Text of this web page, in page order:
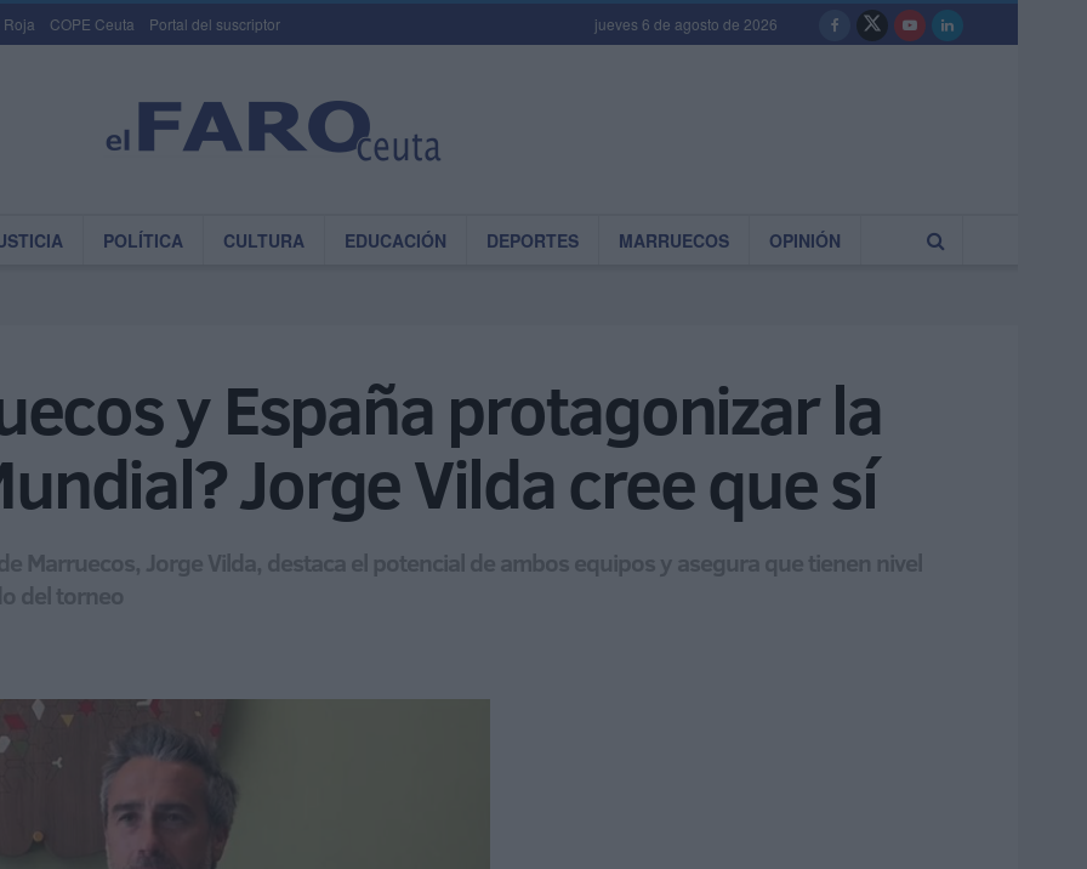
Roja COPE Ceuta Portal del suscriptor jueves 6 de agosto de 2026
POLÍTICA CULTURA EDUCACIÓN DEPORTES MARRUECOS OPINIÓN
y España protagonizar la
Jorge Vilda cree que sí
Marruecos, Jorge Vilda, destaca el potencial de ambos equipos y asegura que tienen nivel
del torneo